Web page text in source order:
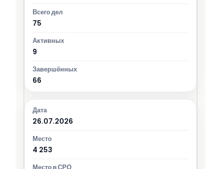
75
9
66
26.07.2026
4 253